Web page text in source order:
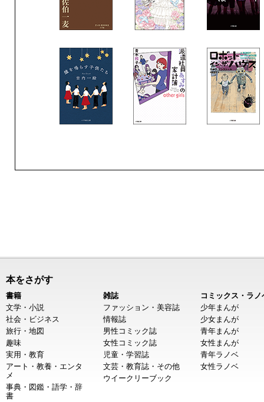
本をさがす
書籍
文学・小説
社会・ビジネス
旅行・地図
趣味
実用・教育
アート・教養・エンタ
メ
事典・図鑑・語学・辞
書
雑誌
ファッション・美容誌
情報誌
男性コミック誌
女性コミック誌
児童・学習誌
文芸・教育誌・その他
ウイークリーブック
コミックス・ラノ
少年まんが
少女まんが
青年まんが
女性まんが
青年ラノベ
女性ラノベ